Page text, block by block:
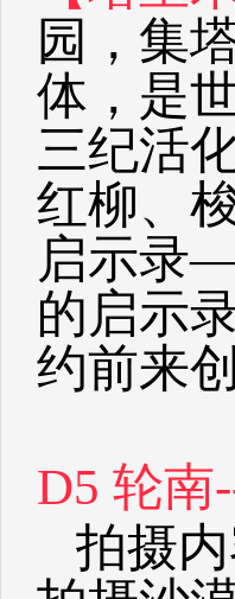
园，集
体，是
三纪活
红柳、
启示录
的启示
约前来
D5 轮南
拍摄内